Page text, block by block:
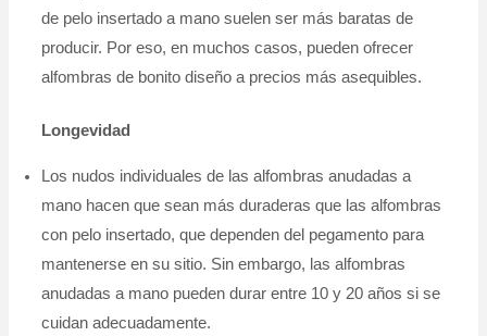
de pelo insertado a mano suelen ser más baratas de
producir. Por eso, en muchos casos, pueden ofrecer
alfombras de bonito diseño a precios más asequibles.
Longevidad
Los nudos individuales de las alfombras anudadas a
mano hacen que sean más duraderas que las alfombras
con pelo insertado, que dependen del pegamento para
mantenerse en su sitio. Sin embargo, las alfombras
anudadas a mano pueden durar entre 10 y 20 años si se
cuidan adecuadamente.